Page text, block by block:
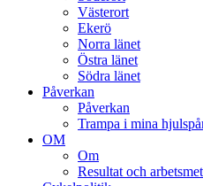
Västerort
Ekerö
Norra länet
Östra länet
Södra länet
Påverkan
Påverkan
Trampa i mina
OM
Om
Resultat och